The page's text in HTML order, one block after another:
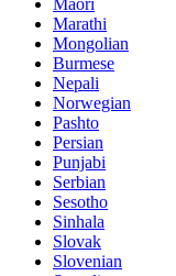
Maori
Marathi
Mongolian
Burmese
Nepali
Norwegian
Pashto
Persian
Punjabi
Serbian
Sesotho
Sinhala
Slovak
Slovenian